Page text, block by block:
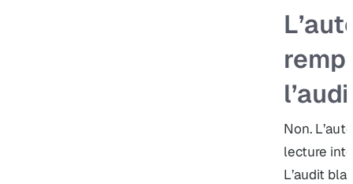
Non.
lecture
L’audit